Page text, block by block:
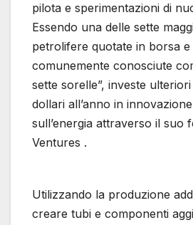
pilota e sperimentazioni di
Essendo una delle sette
petrolifere quotate in borsa
comunemente conosciute
sette sorelle”, investe
dollari all’anno in
sull’energia attraverso il suo
Ventures .
Utilizzando la produzione
creare tubi e componenti